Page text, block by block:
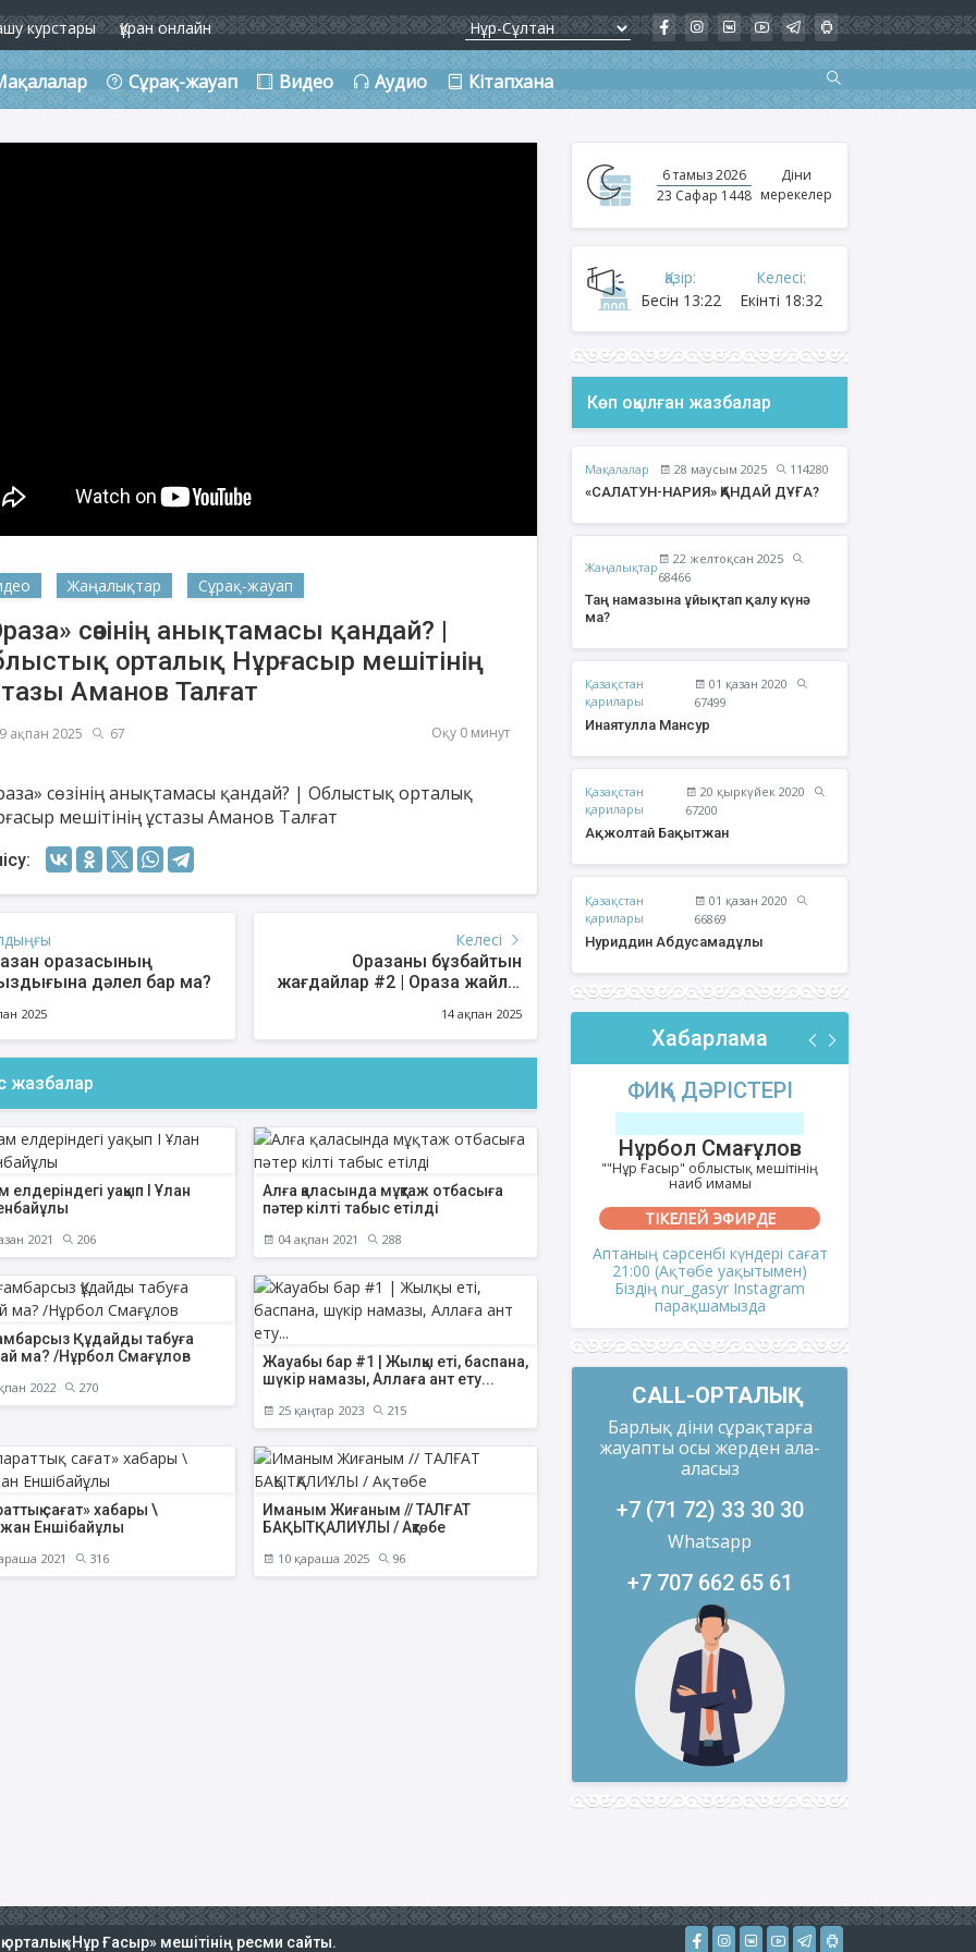
курстары Құран онлайн
Сұрақ-жауап Видео Аудио Кітапхана
Қуаныш
Ахметов Серік
Полатханұлы
Есмурзаев Бауыржан
Қайырбайұлы
Құрбан Яхия Сансызбайұлы
Жаңалықтар Сұрақ-жауап
сөзінің анықтамасы қандай? |
орталық Нұрғасыр мешітінің
Аманов Талғат
ақпан 2025 67 Оқу 0 минут
сөзінің анықтамасы қандай? | Облыстық орталық
мешітінің ұстазы Аманов Талғат
оразасының
дәлел бар ма?
2025
Келесі
Оразаны бұзбайтын
жағдайлар #2 | Ораза жайлы
14 ақпан 2025
жазбалар
елдеріндегі уақып I Ұлан
2021 206
Алға қаласында мұқтаж отбасыға
пәтер кілті табыс етілді
04 ақпан 2021 288
Құдайды табуға
ма? /Нұрбол Смағұлов
2022 270
Жауабы бар #1 | Жылқы еті, баспана,
шүкір намазы, Аллаға ант ету...
25 қаңтар 2023 215
сағат» хабары \
Еншібайұлы
2021 316
Иманым Жиғаным // ТАЛҒАТ
БАҚЫТҚАЛИҰЛЫ / Ақтөбе
10 қараша 2025 96
6 тамыз 2026
23 Сафар 1448
Діни
мерекелер
Қазір:
Бесін 13:22
Келесі:
Екінті 18:32
Көп оқылған жазбалар
Мақалалар 28 маусым 2025
114280
«САЛАТУН-НАРИЯ» ҚАНДАЙ ДҰҒА?
Жаңалықтар
22 желтоқсан 2025
68466
Таң намазына ұйықтап қалу күнә
ма?
Қазақстан
қарилары
01 қазан 2020
67499
Инаятулла Мансур
Қазақстан
қарилары
20 қыркүйек 2020
67200
Ақжолтай Бақытжан
Қазақстан
қарилары
01 қазан 2020
66869
Нуриддин Абдусамадұлы
Хабарлама
ФИҚҺ ДӘРІСТЕРІ
Нұрбол Смағұлов
""Нұр Ғасыр" облыстық мешітінің
наиб имамы
ТІКЕЛЕЙ ЭФИРДЕ
Біздің nur_gasyr Instagram
парақшамызда
Шынболат Үмбетов
""Ақтөбе қалалық орталық" мешітінің
наиб имамы
ТІКЕЛЕЙ ЭФИРДЕ
Біздің nur_gasyr Instagram
парақшамызда
ФИҚҺ ДӘРІСТЕРІ
Нұрбол Смағұлов
""Нұр Ғасыр" облыстық мешітінің
наиб имамы
ТІКЕЛЕЙ ЭФИРДЕ
Аптаның сәрсенбі күндері сағат
21:00 (Ақтөбе уақытымен)
Біздің nur_gasyr Instagram
парақшамызда
CALL-ОРТАЛЫҚ
Барлық діни сұрақтарға
жауапты осы жерден ала-
аласыз
+7 (71 72) 33 30 30
Whatsapp
+7 707 662 65 61
«Нұр Ғасыр» мешітінің ресми сайты.